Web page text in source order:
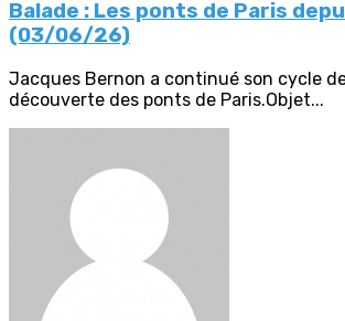
Balade : Les ponts de Paris
(03/06/26)
Jacques Bernon a continué son cycle
découverte des ponts de Paris.Objet...